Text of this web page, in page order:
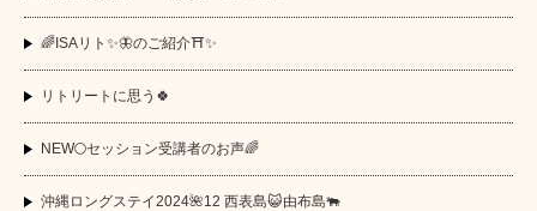
🌈ISAリト✨🦋のご紹介⛩️✨
リトリートに思う🍀
NEW🌕セッション受講者のお声🌈
沖縄ロングステイ2024🌺12 西表島😺由布島🐃